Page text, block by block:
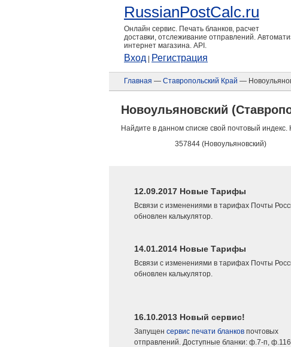
RussianPostCalc.ru
Онлайн сервис. Печать бланков, расчет
доставки, отслеживание отправлений.
интернет магазина. API.
Вход Регистрация
Главная — Ставропольский Край —
Новоульяновский
Найдите в данном списке свой почтовый
357844 (Новоульяновский)
12.09.2017 Новые Тарифы
Всвязи с изменениями в тарифах Почты
обновлен калькулятор.
14.01.2014 Новые Тарифы
Всвязи с изменениями в тарифах Почты
обновлен калькулятор.
16.10.2013 Новый сервис!
Запущен сервис печати бланков почтовых
отправлений. Доступные бланки: ф.7-п,